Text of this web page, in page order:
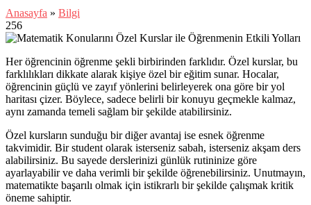
Anasayfa » Bilgi
256
Her öğrencinin öğrenme şekli birbirinden farklıdır. Özel kurslar, bu
farklılıkları dikkate alarak kişiye özel bir eğitim sunar. Hocalar,
öğrencinin güçlü ve zayıf yönlerini belirleyerek ona göre bir yol
haritası çizer. Böylece, sadece belirli bir konuyu geçmekle kalmaz,
aynı zamanda temeli sağlam bir şekilde atabilirsiniz.
Özel kursların sunduğu bir diğer avantaj ise esnek öğrenme
takvimidir. Bir student olarak isterseniz sabah, isterseniz akşam ders
alabilirsiniz. Bu sayede derslerinizi günlük rutininize göre
ayarlayabilir ve daha verimli bir şekilde öğrenebilirsiniz. Unutmayın,
matematikte başarılı olmak için istikrarlı bir şekilde çalışmak kritik
öneme sahiptir.